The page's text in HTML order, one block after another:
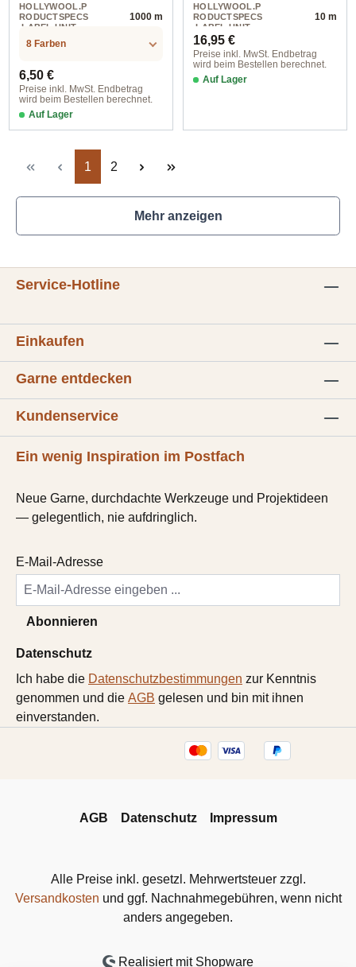
HOLLYWOOL.P
RODUCTSPECS
.LABEL.UNIT
1000 m
8 Farben
Regulärer Preis:
6,50 €
Preise inkl. MwSt. Endbetrag
wird beim Bestellen berechnet.
Auf Lager
09513 col. 9513
HOLLYWOOL.P
RODUCTSPECS
.LABEL.UNIT
10 m
Regulärer Preis:
16,95 €
Preise inkl. MwSt. Endbetrag
wird beim Bestellen berechnet.
Auf Lager
Seite
1 Seite
2
Mehr anzeigen
Service-Hotline
Einkaufen
Garne entdecken
Kundenservice
Ein wenig Inspiration im Postfach
Neue Garne, durchdachte Werkzeuge und Projektideen
— gelegentlich, nie aufdringlich.
E-Mail-Adresse
Abonnieren
Datenschutz
Ich habe die Datenschutzbestimmungen zur Kenntnis
genommen und die AGB gelesen und bin mit ihnen
einverstanden.
AGB Datenschutz Impressum
Alle Preise inkl. gesetzl. Mehrwertsteuer zzgl.
Versandkosten und ggf. Nachnahmegebühren, wenn nicht
anders angegeben.
Realisiert mit Shopware